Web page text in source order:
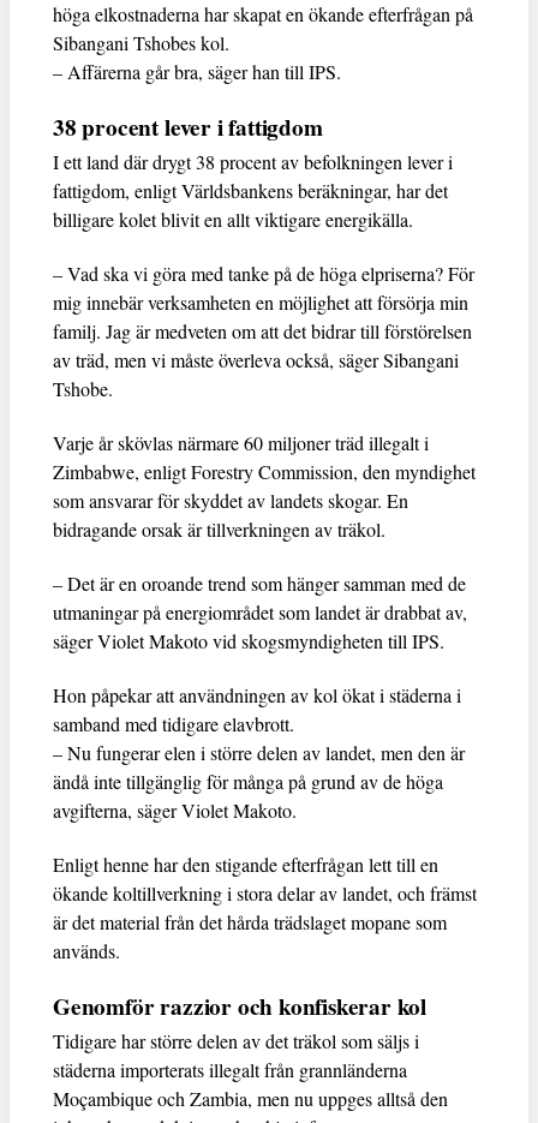
höga elkostnaderna har skapat en ökande efterfrågan på
Sibangani Tshobes kol.
– Affärerna går bra, säger han till IPS.
38 procent lever i fattigdom
I ett land där drygt 38 procent av befolkningen lever i
fattigdom, enligt Världsbankens beräkningar, har det
billigare kolet blivit en allt viktigare energikälla.
– Vad ska vi göra med tanke på de höga elpriserna? För
mig innebär verksamheten en möjlighet att försörja min
familj. Jag är medveten om att det bidrar till förstörelsen
av träd, men vi måste överleva också, säger Sibangani
Tshobe.
Varje år skövlas närmare 60 miljoner träd illegalt i
Zimbabwe, enligt Forestry Commission, den myndighet
som ansvarar för skyddet av landets skogar. En
bidragande orsak är tillverkningen av träkol.
– Det är en oroande trend som hänger samman med de
utmaningar på energiområdet som landet är drabbat av,
säger Violet Makoto vid skogsmyndigheten till IPS.
Hon påpekar att användningen av kol ökat i städerna i
samband med tidigare elavbrott.
– Nu fungerar elen i större delen av landet, men den är
ändå inte tillgänglig för många på grund av de höga
avgifterna, säger Violet Makoto.
Enligt henne har den stigande efterfrågan lett till en
ökande koltillverkning i stora delar av landet, och främst
är det material från det hårda trädslaget mopane som
används.
Genomför razzior och konfiskerar kol
Tidigare har större delen av det träkol som säljs i
städerna importerats illegalt från grannländerna
Moçambique och Zambia, men nu uppges alltså den